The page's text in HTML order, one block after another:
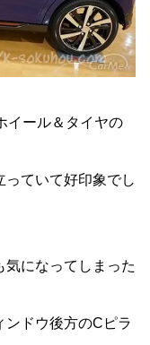
イール＆タイヤの
っていて好印象でし
気になってしまった
ンドウ後方のCピラ